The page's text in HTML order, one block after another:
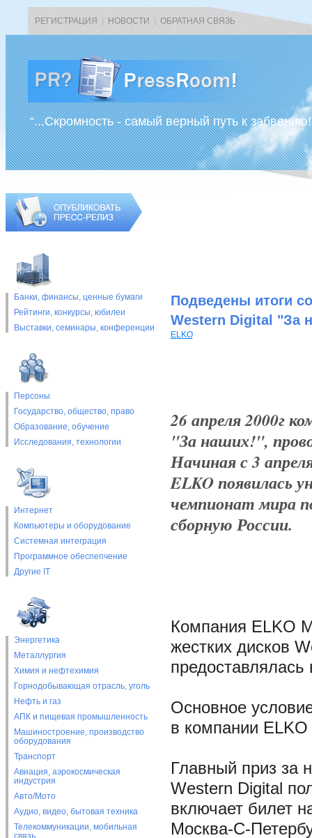
РЕГИСТРАЦИЯ НОВОСТИ ОБРАТНАЯ СВЯЗЬ
“...Скромность - самый верный путь к
Банки, финансы, ценные бумаги
Рейтинги, конкурсы, юбилеи
Выставки, cеминары, конференции
Персоны
Государство, общество, право
Образование, обучение
Исследования, технологии
Интернет
Компьютеры и оборудование
Системная интеграция
Программное обеспепчение
Другие IT
Энергетика
Металлургия
Химия и нефтехимия
Горнодобывающая отрасль, уголь
Нефть и газ
АПК и пищевая промышленность
Машиностроение, производство
оборудования
Транспорт
Авиация, аэрокосмическая
индустрия
Авто/Мото
Аудио, видео, бытовая техника
Телекоммуникации, мобильная
связь
Подведены итоги
Western Digital "За
ELKO
26 апреля 2000г
"За наших!",
Начиная с 3
ELKO появилась
чемпионат мира
сборную России.
Компания ELKO
жестких дисков
Основное
в компании ELKO
Главный приз за
Western Digital
включает билет
Москва-С-